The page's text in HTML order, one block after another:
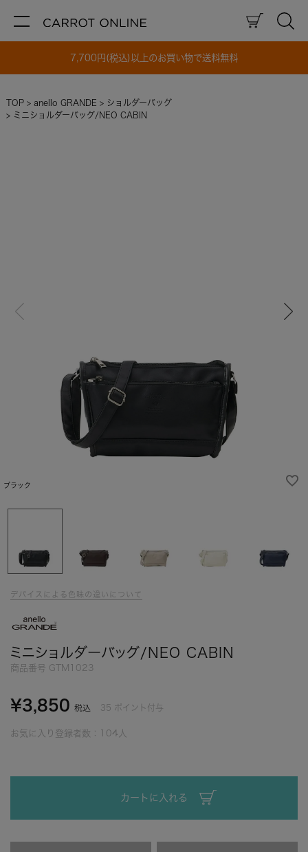
7,700円(税込)以上のお買い物で送料無料
TOP anello GRANDE
ショルダーバッグ
ミニショルダーバッグ/NEO CABIN
ブラック
デバイスによる色味の違いについて
ミニショルダーバッグ/NEO CABIN
商品番号 GTM1023
¥3,850 税込 35 ポイント付与
お気に入り登録者数： 104 人
カートに入れる